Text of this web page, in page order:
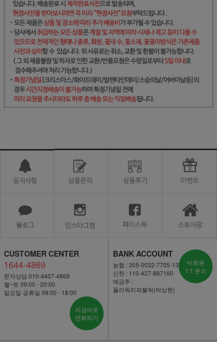
CUSTOMER CENTER
1644-4869
문자상담 010-4407-4869
월~토 09:00 - 20:00
일요일·공휴일 09:00 - 18:00
지금바로
전화하기
BANK ACCOUNT
농협 : 355-0032-7705-13
신한 : 110-427-887160
예금주 :
플라워리퍼블릭(박상현)
비회원
1:1 문의